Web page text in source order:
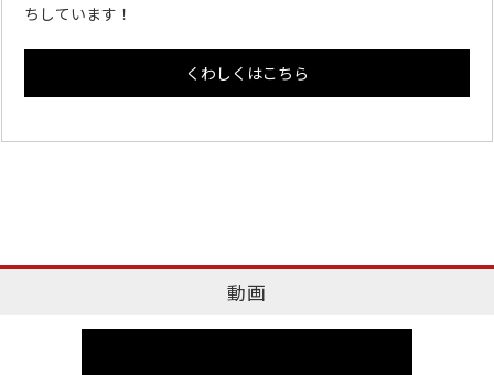
ちしています！
くわしくはこちら
動画